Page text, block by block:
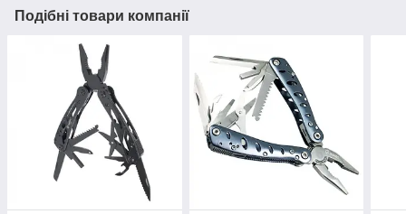
Подібні товари компанії